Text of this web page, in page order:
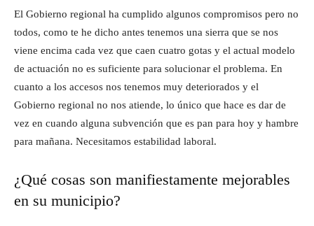
El Gobierno regional ha cumplido algunos compromisos pero no
todos, como te he dicho antes tenemos una sierra que se nos
viene encima cada vez que caen cuatro gotas y el actual modelo
de actuación no es suficiente para solucionar el problema. En
cuanto a los accesos nos tenemos muy deteriorados y el
Gobierno regional no nos atiende, lo único que hace es dar de
vez en cuando alguna subvención que es pan para hoy y hambre
para mañana. Necesitamos estabilidad laboral.
¿Qué cosas son manifiestamente mejorables
en su municipio?